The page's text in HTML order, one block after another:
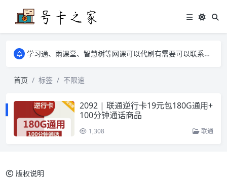
学习通、雨课堂、智慧树等网课可以代刷有需要可以联系邮箱i@tuzi.la
学习通、雨课堂、智慧树等网课可以代刷有需要可以联系邮箱i@tuzi.la
首页
标签 不限速
2092 | 联通逆行卡19元包180G通用+
100分钟通话商品
1,308 联通
版权说明